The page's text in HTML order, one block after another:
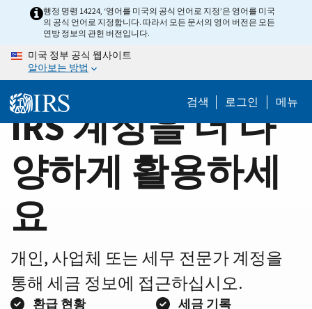
content
Home행정 명령 14224, ‘영어를 미국의 공식 언어로 지정’은 영어를 미국
의 공식 언어로 지정합니다. 따라서 모든 문서의 영어 버전은 모든
연방 정보의 관헌 버전입니다.
미국 정부 공식 웹사이트
알아보는 방법
검색 로그인 메뉴
IRS 계정을 더 다
양하게 활용하세
요
개인, 사업체 또는 세무 전문가 계정을
통해 세금 정보에 접근하십시오.
환급 현황
세금 기록